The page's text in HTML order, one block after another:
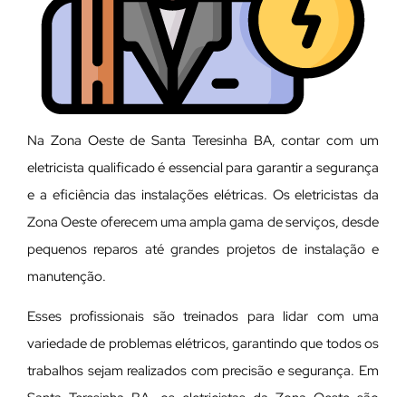
Na Zona Oeste de Santa Teresinha BA, contar com um
eletricista qualificado é essencial para garantir a segurança
e a eficiência das instalações elétricas. Os eletricistas da
Zona Oeste oferecem uma ampla gama de serviços, desde
pequenos reparos até grandes projetos de instalação e
manutenção.
Esses profissionais são treinados para lidar com uma
variedade de problemas elétricos, garantindo que todos os
trabalhos sejam realizados com precisão e segurança. Em